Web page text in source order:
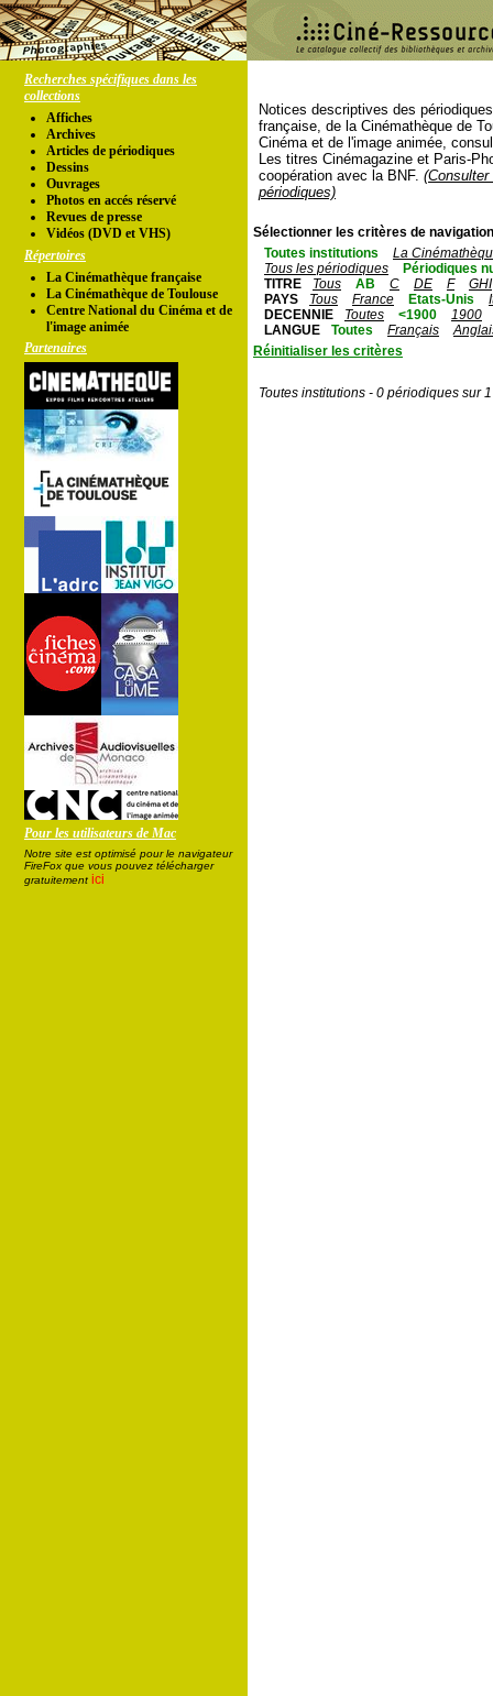
Recherches spécifiques dans les
collections
Affiches
Archives
Articles de périodiques
Dessins
Ouvrages
Photos en accés réservé
Revues de presse
Vidéos (DVD et VHS)
Répertoires
La Cinémathèque française
La Cinémathèque de Toulouse
Centre National du Cinéma et de
l'image animée
Partenaires
Pour les utilisateurs de Mac
Notre site est optimisé pour le navigateur
FireFox que vous pouvez télécharger
gratuitement ici
Notices descriptives des
française, de la Cinémathèque de
Cinéma et de l'image animée,
Les titres Cinémagazine et Paris-
coopération avec la BNF.
périodiques)
Sélectionner les critères de
Toutes institutions
La
Tous les périodiques
Périodiques
TITRE
Tous AB C DE F
GHI
PAYS
Tous France Etats-Unis
DECENNIE
Toutes <1900
1900
LANGUE
Toutes Français
Réinitialiser les critères
Toutes institutions - 0 périodiques sur